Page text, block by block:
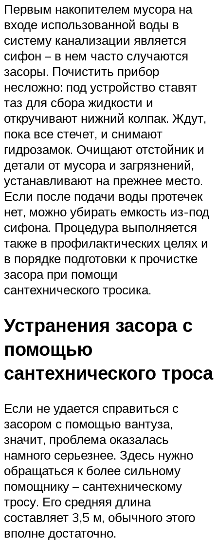
Первым накопителем мусора на
входе использованной воды в
систему канализации является
сифон – в нем часто случаются
засоры. Почистить прибор
несложно: под устройство ставят
таз для сбора жидкости и
откручивают нижний колпак. Ждут,
пока все стечет, и снимают
гидрозамок. Очищают отстойник и
детали от мусора и загрязнений,
устанавливают на прежнее место.
Если после подачи воды протечек
нет, можно убирать емкость из-под
сифона. Процедура выполняется
также в профилактических целях и
в порядке подготовки к прочистке
засора при помощи
сантехнического тросика.
Устранения засора с
помощью
сантехнического троса
Если не удается справиться с
засором с помощью вантуза,
значит, проблема оказалась
намного серьезнее. Здесь нужно
обращаться к более сильному
помощнику – сантехническому
тросу. Его средняя длина
составляет 3,5 м, обычного этого
вполне достаточно.